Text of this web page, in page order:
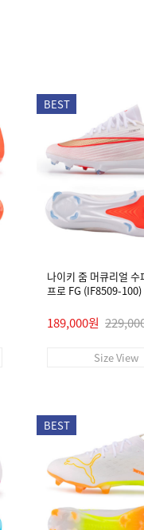
BEST
나이키 줌 머큐리얼
프로 FG (IF8509-100)
189,000원
Size View
BEST